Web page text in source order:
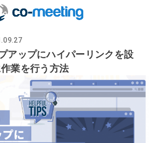
アップにハイパーリンクを設
業を行う方法